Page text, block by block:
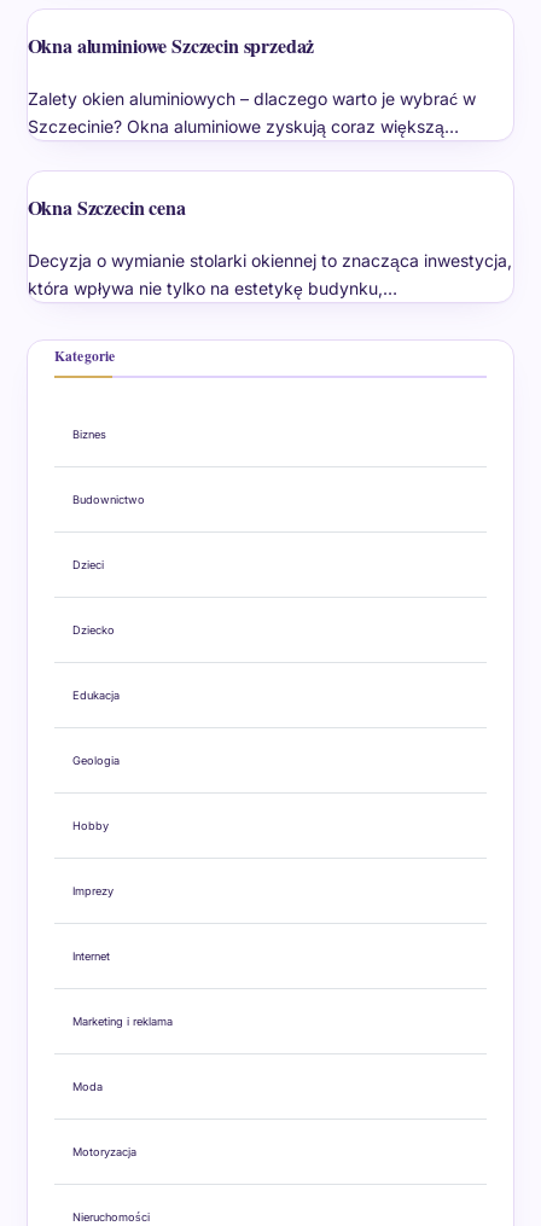
Okna aluminiowe Szczecin sprzedaż
Zalety okien aluminiowych – dlaczego warto je wybrać w
Szczecinie? Okna aluminiowe zyskują coraz większą…
Okna Szczecin cena
Decyzja o wymianie stolarki okiennej to znacząca inwestycja,
która wpływa nie tylko na estetykę budynku,…
Kategorie
Biznes
Budownictwo
Dzieci
Dziecko
Edukacja
Geologia
Hobby
Imprezy
Internet
Marketing i reklama
Moda
Motoryzacja
Nieruchomości